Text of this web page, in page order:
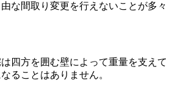
な間取り変更を行えないことが多々
四方を囲む壁によって重量を支えて
ることはありません。